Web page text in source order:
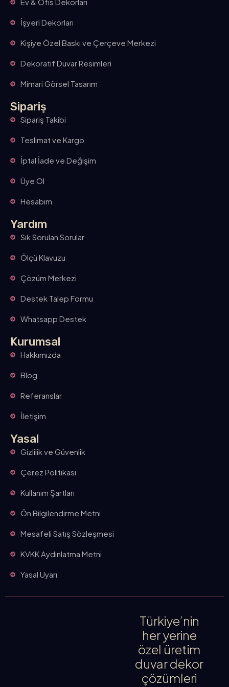
İşyeri Dekorları
Kişiye Özel Baskı ve Çerçeve Merkezi
Dekoratif Duvar Resimleri
Mimari Görsel Tasarım
Sipariş
Sipariş Takibi
Teslimat ve Kargo
İptal İade ve Değişim
Üye Ol
Hesabım
Yardım
Sık Sorulan Sorular
Ölçü Klavuzu
Çözüm Merkezi
Destek Talep Formu
Whatsapp Destek
Kurumsal
Hakkımızda
Blog
Referanslar
İletişim
Yasal
Gizlilik ve Güvenlik
Çerez Politikası
Kullanım Şartları
Ön Bilgilendirme Metni
Mesafeli Satış Sözleşmesi
KVKK Aydınlatma Metni
Yasal Uyarı
Türkiye’nin
her yerine
özel üretim
duvar dekor
çözümleri